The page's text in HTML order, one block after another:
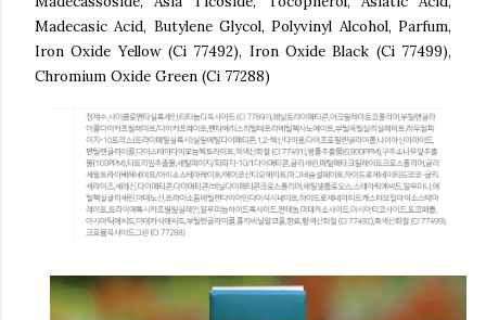
Madecasic Acid, Butylene Glycol, Polyvinyl Alcohol, Parfum,
Iron Oxide Yellow (Ci 77492), Iron Oxide Black (Ci 77499),
Chromium Oxide Green (Ci 77288)